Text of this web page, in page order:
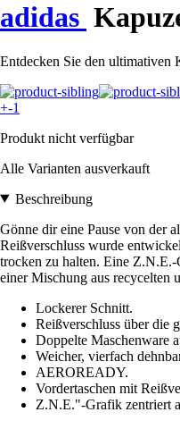
adidas
Entdecken Sie den ultimativen
+-1
Produkt nicht verfügbar
Alle Varianten ausverkauft
Beschreibung
Gönne dir eine Pause von der
Reißverschluss wurde
trocken zu halten. Eine Z.N.E.-
einer Mischung aus recycelten
Lockerer Schnitt.
Reißverschluss über die
Doppelte Maschenware
Weicher, vierfach
AEROREADY.
Vordertaschen mit
Z.N.E."-Grafik zentriert